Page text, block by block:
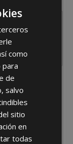
como
para
de
salvo
sitio
en
todas